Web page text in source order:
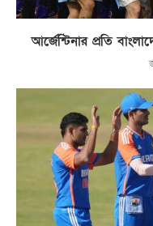
আর্জেন্টিনার প্রতি